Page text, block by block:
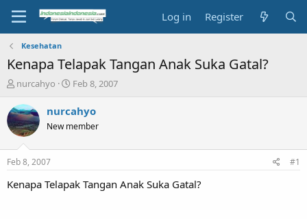
Log in Register
Kesehatan
Kenapa Telapak Tangan Anak Suka Gatal?
T
r
e
a
s
t
a
nurcahyo
S
a
t
e
Feb 8, 2007
nurcahyo
New member
Feb 8, 2007 #1
Kenapa Telapak Tangan Anak Suka Gatal?